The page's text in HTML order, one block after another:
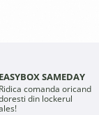
EASYBOX SAMEDAY
Ridica comanda oricand
din lockerul